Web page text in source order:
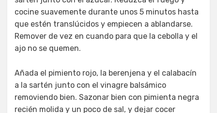
cocine suavemente durante unos 5 minutos hasta
que estén translúcidos y empiecen a ablandarse.
Remover de vez en cuando para que la cebolla y el
ajo no se quemen.
Añada el pimiento rojo, la berenjena y el calabacín
a la sartén junto con el vinagre balsámico
removiendo bien. Sazonar bien con pimienta negra
recién molida y un poco de sal, y dejar cocer